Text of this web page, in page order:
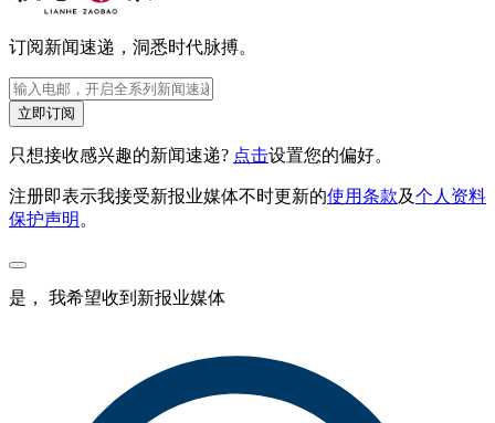
订阅新闻速递，洞悉时代脉搏。
立即订阅
只想接收感兴趣的新闻速递? 点击设置您的偏好。
注册即表示我接受新报业媒体不时更新的使用条款及个人资料
保护声明。
是， 我希望收到新报业媒体